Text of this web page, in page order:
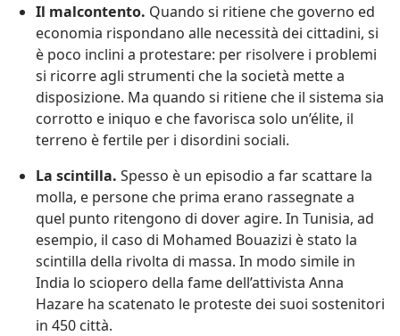
Il malcontento. Quando si ritiene che governo ed
economia rispondano alle necessità dei cittadini, si
è poco inclini a protestare: per risolvere i problemi
si ricorre agli strumenti che la società mette a
disposizione. Ma quando si ritiene che il sistema sia
corrotto e iniquo e che favorisca solo un’élite, il
terreno è fertile per i disordini sociali.
La scintilla. Spesso è un episodio a far scattare la
molla, e persone che prima erano rassegnate a
quel punto ritengono di dover agire. In Tunisia, ad
esempio, il caso di Mohamed Bouazizi è stato la
scintilla della rivolta di massa. In modo simile in
India lo sciopero della fame dell’attivista Anna
Hazare ha scatenato le proteste dei suoi sostenitori
in 450 città.